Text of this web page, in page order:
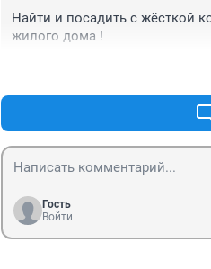
Найти и посадить с жёсткой
жилого дома !
Гость
Войти